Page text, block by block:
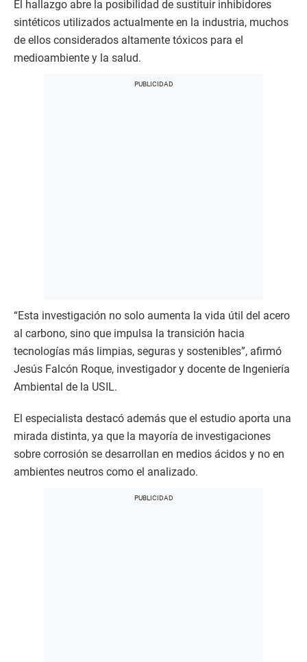
El hallazgo abre la posibilidad de sustituir inhibidores
sintéticos utilizados actualmente en la industria, muchos
de ellos considerados altamente tóxicos para el
medioambiente y la salud.
“Esta investigación no solo aumenta la vida útil del acero
al carbono, sino que impulsa la transición hacia
tecnologías más limpias, seguras y sostenibles”, afirmó
Jesús Falcón Roque, investigador y docente de Ingeniería
Ambiental de la USIL.
El especialista destacó además que el estudio aporta una
mirada distinta, ya que la mayoría de investigaciones
sobre corrosión se desarrollan en medios ácidos y no en
ambientes neutros como el analizado.